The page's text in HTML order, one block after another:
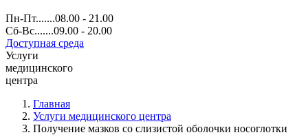
Пн-Пт.......08.00 - 21.00
Сб-Вс.......09.00 - 20.00
Доступная среда
Услуги
медицинского
центра
Главная
Услуги медицинского центра
Получение мазков со слизистой оболочки носоглотки